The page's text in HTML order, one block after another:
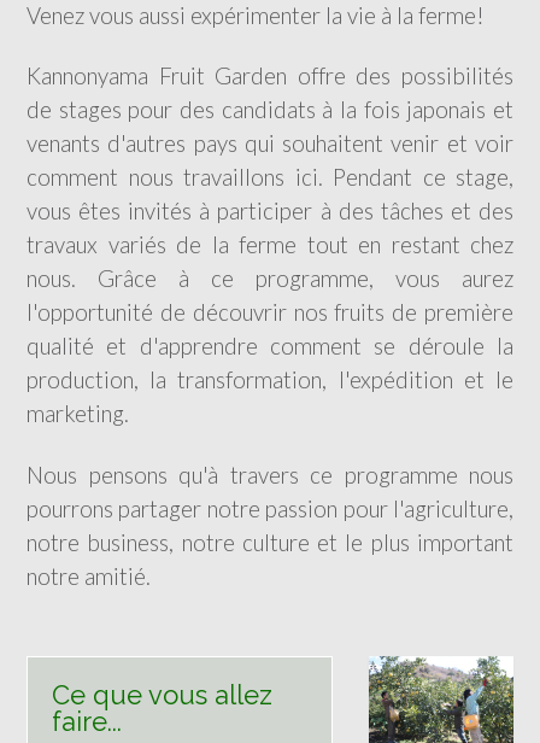
Venez vous aussi expérimenter la vie à la ferme!
Kannonyama Fruit Garden offre des possibilités
de stages pour des candidats à la fois japonais et
venants d'autres pays qui souhaitent venir et voir
comment nous travaillons ici. Pendant ce stage,
vous êtes invités à participer à des tâches et des
travaux variés de la ferme tout en restant chez
nous. Grâce à ce programme, vous aurez
l'opportunité de découvrir nos fruits de première
qualité et d'apprendre comment se déroule la
production, la transformation, l'expédition et le
marketing.
Nous pensons qu'à travers ce programme nous
pourrons partager notre passion pour l'agriculture,
notre business, notre culture et le plus important
notre amitié.
Ce que vous allez
faire...